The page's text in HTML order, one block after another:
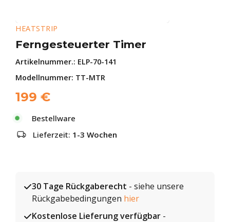
HEATSTRIP
Ferngesteuerter Timer
Artikelnummer.: ELP-70-141
Modellnummer: TT-MTR
199 €
Bestellware
Lieferzeit: 1-3 Wochen
30 Tage Rückgaberecht - siehe unsere
Rückgabebedingungen hier
Kostenlose Lieferung verfügbar -